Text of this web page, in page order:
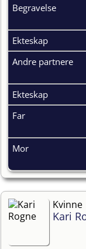
Begravelse
Ekteskap
Andre partnere
Ekteskap
Far
Mor
Kvinne
Kari